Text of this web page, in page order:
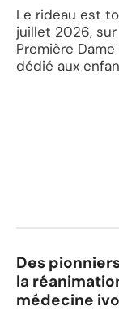
Le rideau est
juillet 2026,
Première
dédié aux
Des
la
médecine